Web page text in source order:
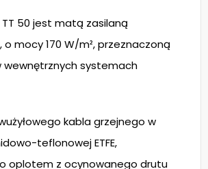
TT 50 jest matą zasilaną
mocy 170 W/m², przeznaczoną
wewnętrznych systemach
kabla grzejnego w
teflonowej ETFE,
oplotem z ocynowanego drutu